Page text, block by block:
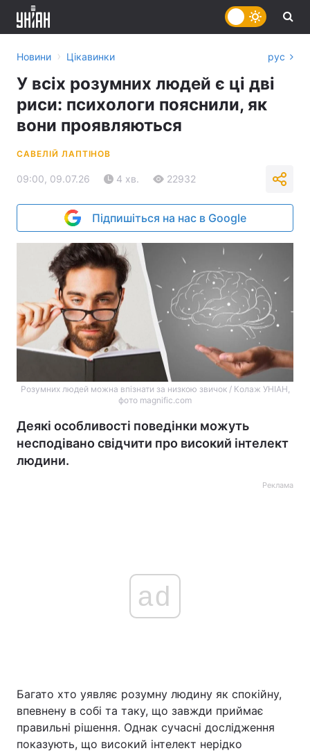
Україна Політика
Економіка Світ
Новини › Цікавинки рус
У всіх розумних людей є ці дві
риси: психологи пояснили, як
вони проявляються
САВЕЛІЙ ЛАПТІНОВ
09:00, 09.07.26 4 хв. 22932
Підпишіться на нас в Google
Розумних людей можна впізнати за низкою звичок / Колаж УНІАН,
фото magnific.com
Деякі особливості поведінки можуть
несподівано свідчити про високий інтелект
людини.
Реклама
ad
Багато хто уявляє розумну людину як спокійну,
впевнену в собі та таку, що завжди приймає
правильні рішення. Однак сучасні дослідження
показують, що високий інтелект нерідко